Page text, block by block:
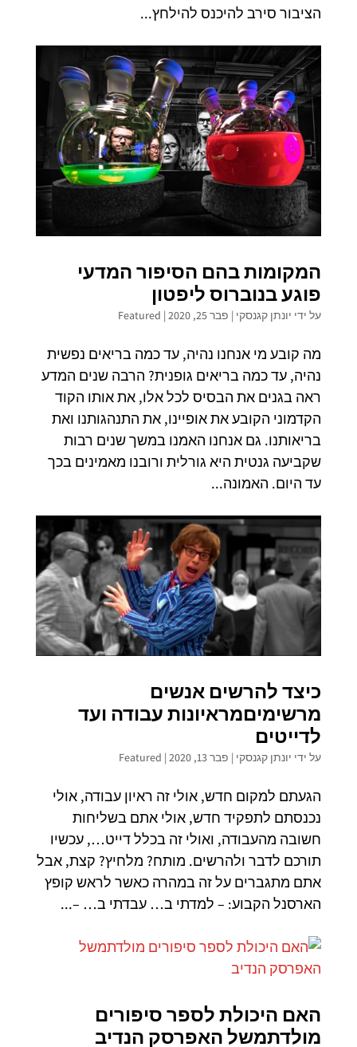
הציבור סירב להיכנס להילחץ...
המקומות בהם הסיפור המדעי
פוגע בנוברוס ליפטון
על ידי יונתן קגנסקי | פבר 25, 2020 |
Featured
מה קובע מי אנחנו נהיה, עד כמה בריאים נפשית
נהיה, עד כמה בריאים גופנית? הרבה שנים המדע
ראה בגנים את הבסיס לכל אלו, את אותו הקוד
הקדמוני הקובע את אופיינו, את התנהגותנו ואת
בריאותנו. גם אנחנו האמנו במשך שנים רבות
שקביעה גנטית היא גורלית ורובנו מאמינים בכך
עד היום. האמונה...
כיצד להרשים אנשים
מרשימיםמראיונות עבודה ועד
לדייטים
על ידי יונתן קגנסקי | פבר 13, 2020 |
Featured
הגעתם למקום חדש, אולי זה ראיון עבודה, אולי
נכנסתם לתפקיד חדש, אולי אתם בשליחות
חשובה מהעבודה, ואולי זה בכלל דייט…, עכשיו
תורכם לדבר ולהרשים. מותח? מלחיץ? קצת, אבל
אתם מתגברים על זה במהרה כאשר לראש קופץ
הארסנל הקבוע: – למדתי ב… עבדתי ב… –...
האם היכולת לספר סיפורים
מולדתמשל האפרסק הנדיב